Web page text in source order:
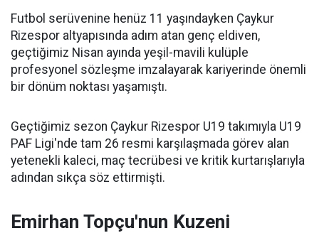
Futbol serüvenine henüz 11 yaşındayken Çaykur
Rizespor altyapısında adım atan genç eldiven,
geçtiğimiz Nisan ayında yeşil-mavili kulüple
profesyonel sözleşme imzalayarak kariyerinde önemli
bir dönüm noktası yaşamıştı.
Geçtiğimiz sezon Çaykur Rizespor U19 takımıyla U19
PAF Ligi'nde tam 26 resmi karşılaşmada görev alan
yetenekli kaleci, maç tecrübesi ve kritik kurtarışlarıyla
adından sıkça söz ettirmişti.
Emirhan Topçu'nun Kuzeni